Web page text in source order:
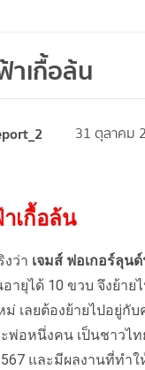
าเกื้อล้น
31 ตุลาคม
เกื้อล้น
ว่า เจมส์ ฟอเกอร์ลุนด์
ายุได้ 10 ขวบ จึงย้า
เลยต้องย้ายไปอยู่
อหนึ่งคน เป็นชาวไท
และมีผลงานที่ทำ